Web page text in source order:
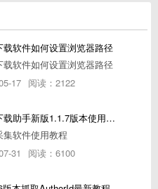
载软件如何设置浏览器路径
载软件如何设置浏览器路径
17 阅读：2122
小红书笔记下载助手新版1.1.7版本使用教程
软件使用教程
31
阅读：6100